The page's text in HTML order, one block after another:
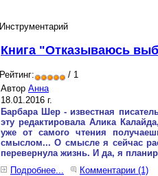
Инструментарий
Книга "Отказываюсь
Рейтинг:
/ 1
Автор Анна
18.01.2016 г.
Барбара Шер - известная
эту редактировала Алика
уже от самого чтения
смыслом... О смысле я сейчас
перевернула жизнь. И да, я
Подробнее...
Комментарии (1)